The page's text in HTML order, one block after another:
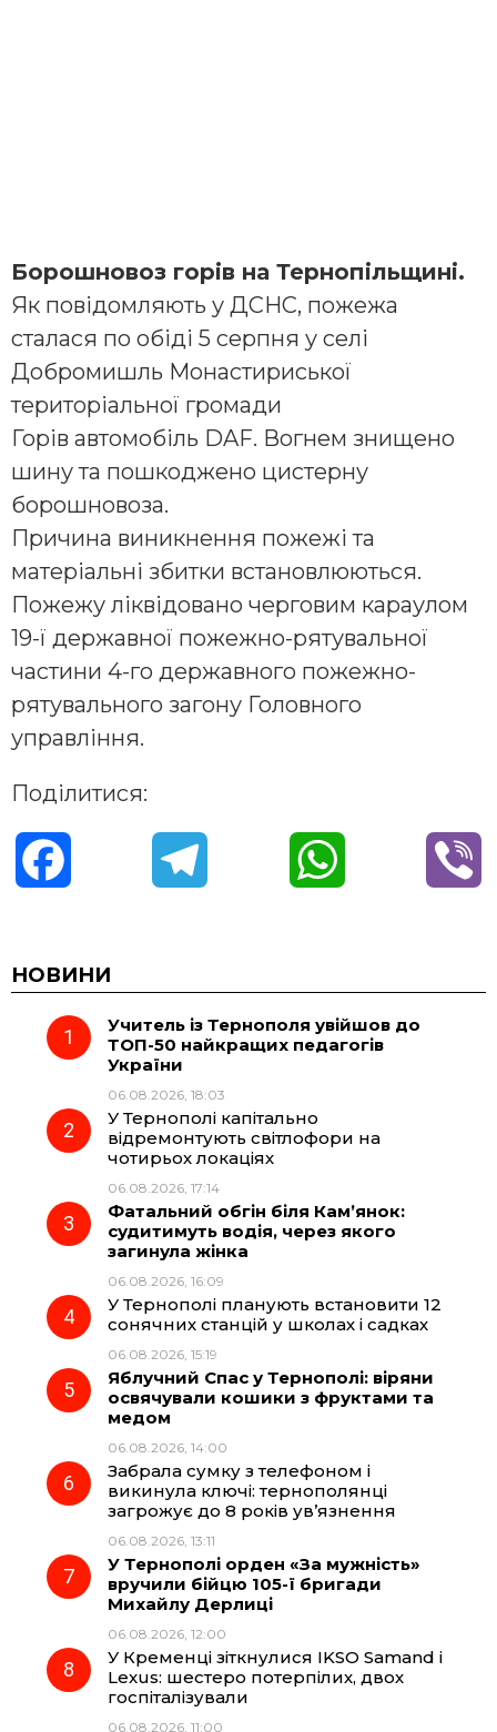
Борошновоз горів на Тернопільщині.
Як повідомляють у ДСНС, пожежа
сталася по обіді 5 серпня у селі
Добромишль Монастириської
територіальної громади
Горів автомобіль DAF. Вогнем знищено
шину та пошкоджено цистерну
борошновоза.
Причина виникнення пожежі та
матеріальні збитки встановлюються.
Пожежу ліквідовано черговим караулом
19-ї державної пожежно-рятувальної
частини 4-го державного пожежно-
рятувального загону Головного
управління.
Поділитися:
c
e
o
k
e
r
a
m
t
A
НОВИНИ
Учитель із Тернополя увійшов до
ТОП-50 найкращих педагогів
України
06.08.2026, 18:03
У Тернополі капітально
відремонтують світлофори на
чотирьох локаціях
06.08.2026, 17:14
Фатальний обгін біля Кам’янок:
судитимуть водія, через якого
загинула жінка
06.08.2026, 16:09
У Тернополі планують встановити 12
сонячних станцій у школах і садках
06.08.2026, 15:19
Яблучний Спас у Тернополі: віряни
освячували кошики з фруктами та
медом
06.08.2026, 14:00
Забрала сумку з телефоном і
викинула ключі: тернополянці
загрожує до 8 років ув’язнення
06.08.2026, 13:11
У Тернополі орден «За мужність»
вручили бійцю 105-ї бригади
Михайлу Дерлиці
06.08.2026, 12:00
У Кременці зіткнулися IKSO Samand і
Lexus: шестеро потерпілих, двох
госпіталізували
06.08.2026, 11:00